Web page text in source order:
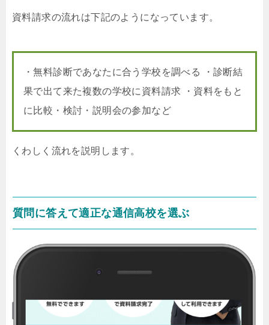
資料請求の流れは下記のようになっています。
・無料診断であなたに合う学校を調べる ・診断結
果で出て来た複数の学校に資料請求 ・資料をもと
に比較・検討・説明会の参加など
くわしく流れを説明します。
質問に答えて適正な通信高校を選ぶ